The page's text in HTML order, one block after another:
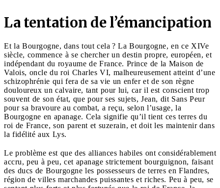
La tentation de l’émancipation
Et la Bourgogne, dans tout cela ? La Bourgogne, en ce XIVe
siècle, commence à se chercher un destin propre, européen, et
indépendant du royaume de France. Prince de la Maison de
Valois, oncle du roi Charles VI, malheureusement atteint d’une
schizophrénie qui fera de sa vie un enfer et de son règne
douloureux un calvaire, tant pour lui, car il est conscient trop
souvent de son état, que pour ses sujets, Jean, dit Sans Peur
pour sa bravoure au combat, a reçu, selon l’usage, la
Bourgogne en apanage. Cela signifie qu’il tient ces terres du
roi de France, son parent et suzerain, et doit les maintenir dans
la fidélité aux Lys.
Le problème est que des alliances habiles ont considérablement
accru, peu à peu, cet apanage strictement bourguignon, faisant
des ducs de Bourgogne les possesseurs de terres en Flandres,
région de villes marchandes puissantes et riches. Peu à peu, se